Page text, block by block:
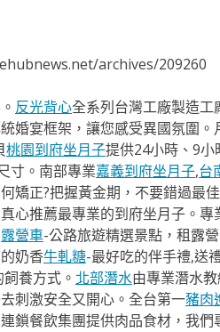
archives/209260
反光背心全系列台灣工廠製造
婚宴框架，讓您感受異國氛圍。
桃園到府坐月子提供24小時、9
寸。南部專業嘉義到府坐月子,台
矯正?把握黃金期，不要錯過最
心推薦最專業的到府坐月子。專
露營車-公路旅遊精選景點，租露
奶香牛軋糖-最好吃的伴手禮,送
養方式。 北部潛水由專業潛水
刺激安全又開心。全台第一豬肉
鎖餐飲集團提供肉品食材，我